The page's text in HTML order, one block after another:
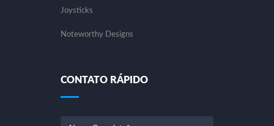
Joysticks
Noteworthy Designs
CONTATO RÁPIDO